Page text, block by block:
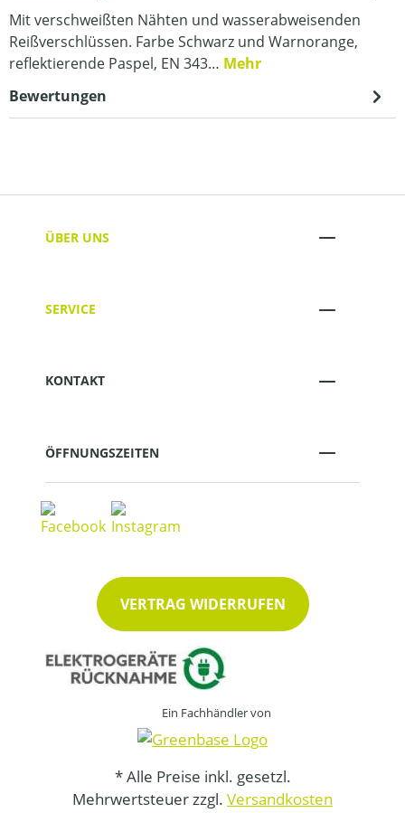
Mit verschweißten Nähten und wasserabweisenden
Reißverschlüssen. Farbe Schwarz und Warnorange,
reflektierende Paspel, EN 343… Mehr
Bewertungen
ÜBER UNS
SERVICE
KONTAKT
ÖFFNUNGSZEITEN
VERTRAG WIDERRUFEN
Ein Fachhändler von
* Alle Preise inkl. gesetzl.
Mehrwertsteuer zzgl. Versandkosten